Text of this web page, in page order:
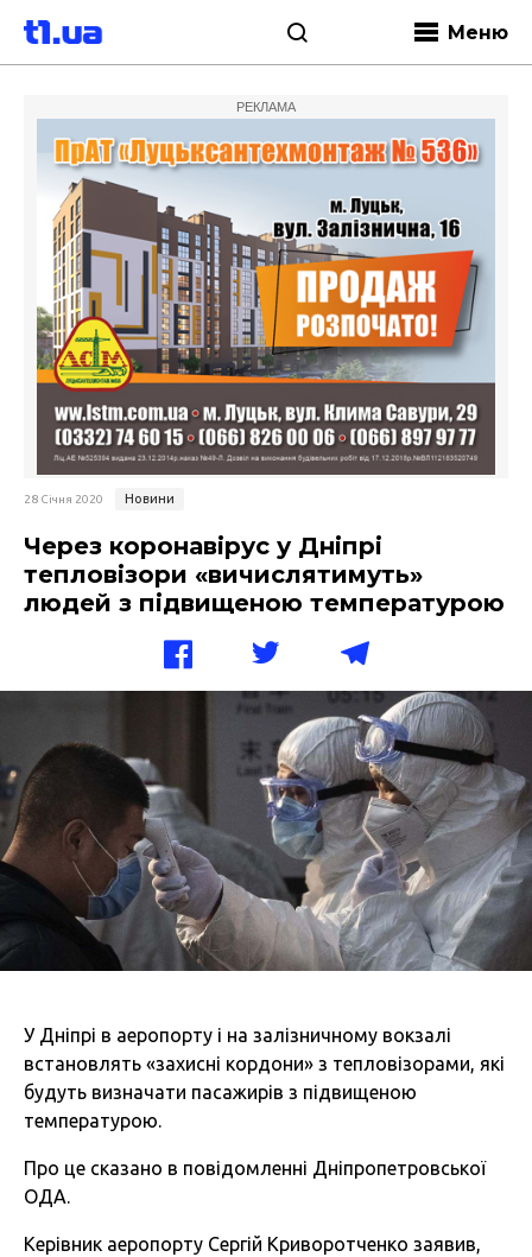
Меню
РЕКЛАМА
28 Січня 2020 Новини
Через коронавірус у Дніпрі
тепловізори «вичислятимуть»
людей з підвищеною температурою
У Дніпрі в аеропорту і на залізничному вокзалі
встановлять «захисні кордони» з тепловізорами, які
будуть визначати пасажирів з підвищеною
температурою.
Про це сказано в повідомленні Дніпропетровської
ОДА.
Керівник аеропорту Сергій Криворотченко заявив,